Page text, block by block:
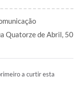
Quatorze de Abril, 50
a curtir esta